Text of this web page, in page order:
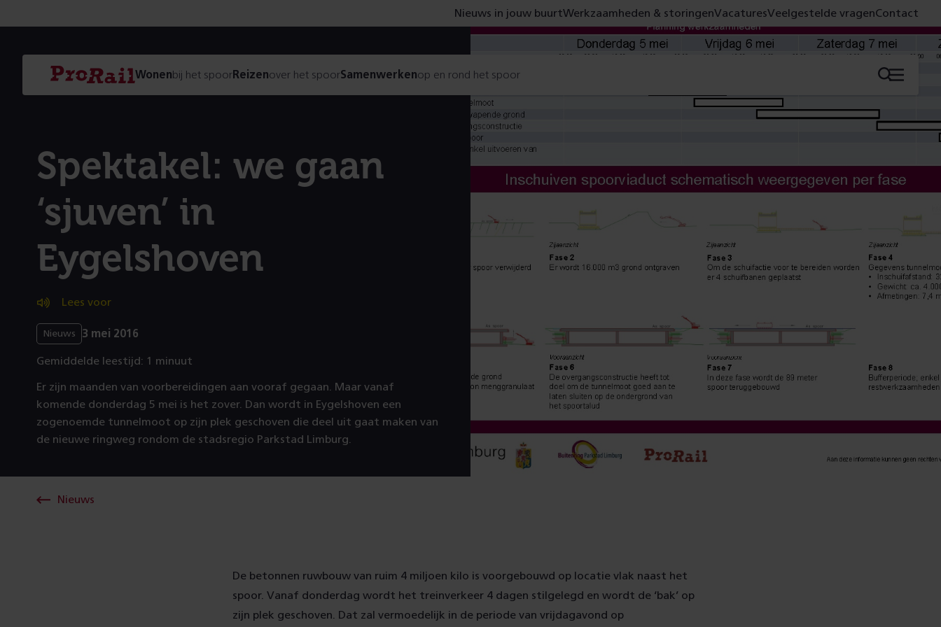
Nieuws in jouw buurtWerkzaamheden & storingenVacaturesVeelgestelde vragenContact
Navigatie
Homepage
ProRail
Wonenbij het spoorReizenover het spoorSamenwerkenop en rond het spoor Menu
Spektakel: we gaan
‘sjuven’ in
Eygelshoven
Lees voor
Nieuws 3 mei 2016
Gemiddelde leestijd: 1 minuut
Er zijn maanden van voorbereidingen aan vooraf gegaan. Maar vanaf
komende donderdag 5 mei is het zover. Dan wordt in Eygelshoven een
zogenoemde tunnelmoot op zijn plek geschoven die deel uit gaat maken van
de nieuwe ringweg rondom de stadsregio Parkstad Limburg.
Nieuws
De betonnen ruwbouw van ruim 4 miljoen kilo is voorgebouwd op locatie vlak naast het
spoor. Vanaf donderdag wordt het treinverkeer 4 dagen stilgelegd en wordt de ‘bak’ op
zijn plek geschoven. Dat zal vermoedelijk in de periode van vrijdagavond op